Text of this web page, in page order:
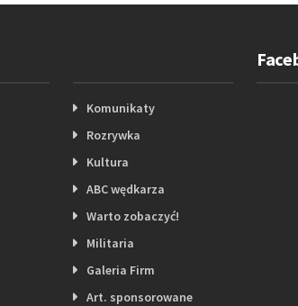
Komunikaty
Rozrywka
Kultura
ABC wędkarza
Warto zobaczyć!
Militaria
Galeria Firm
Art. sponsorowane